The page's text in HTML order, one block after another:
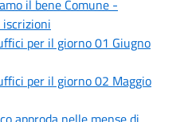
il bene Comune -
per il giorno 01 Giugno
per il giorno 02 Maggio